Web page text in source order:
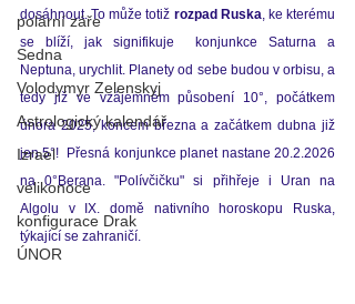
polární záře
Sedna
Volodymyr Zelenskyj
Astrologický kalendář
Izrael
velikonoce
konfigurace Drak
ÚNOR
dosáhnout. To může totiž rozpad Ruska, ke kterému
se blíží, jak signifikuje  konjunkce Saturna a
Neptuna, urychlit. Planety od sebe budou v orbisu, a
tedy již ve vzájemném působení 10°, počátkem
února 2025, koncem března a začátkem dubna již
jen 5°!  Přesná konjunkce planet nastane 20.2.2026
na 0°Berana. "Polívčičku" si přihřeje i Uran na
Algolu v IX. domě nativního horoskopu Ruska,
týkající se zahraničí.